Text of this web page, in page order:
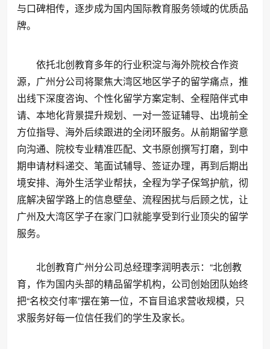
与口碑相传，逐步成为国内国际教育服务领域的优质品
牌。
依托北创教育多年的行业积淀与海外院校合作资
源，广州分公司将聚焦大湾区地区学子的留学痛点，推
出线下深度咨询、个性化留学方案定制、全程陪伴式申
请、本地化背景提升规划、一对一签证辅导、出境前全
方位指导、海外后续跟进的全闭环服务。从前期留学意
向沟通、院校专业精准匹配、文书原创撰写打磨，到中
期申请材料递交、笔面试辅导、签证办理，再到后期出
境安排、海外生活学业帮扶，全程为学子保驾护航，彻
底解决留学路上的信息壁垒、流程困扰与后顾之忧，让
广州及大湾区学子在家门口就能享受到行业顶尖的留学
服务。
北创教育广州分公司总经理李润明表示：“北创教
育，作为国内头部的精品留学机构，公司创始团队始终
把“名校交付率”摆在第一位，不盲目追求营收规模，只
求服务好每一位信任我们的学生及家长。